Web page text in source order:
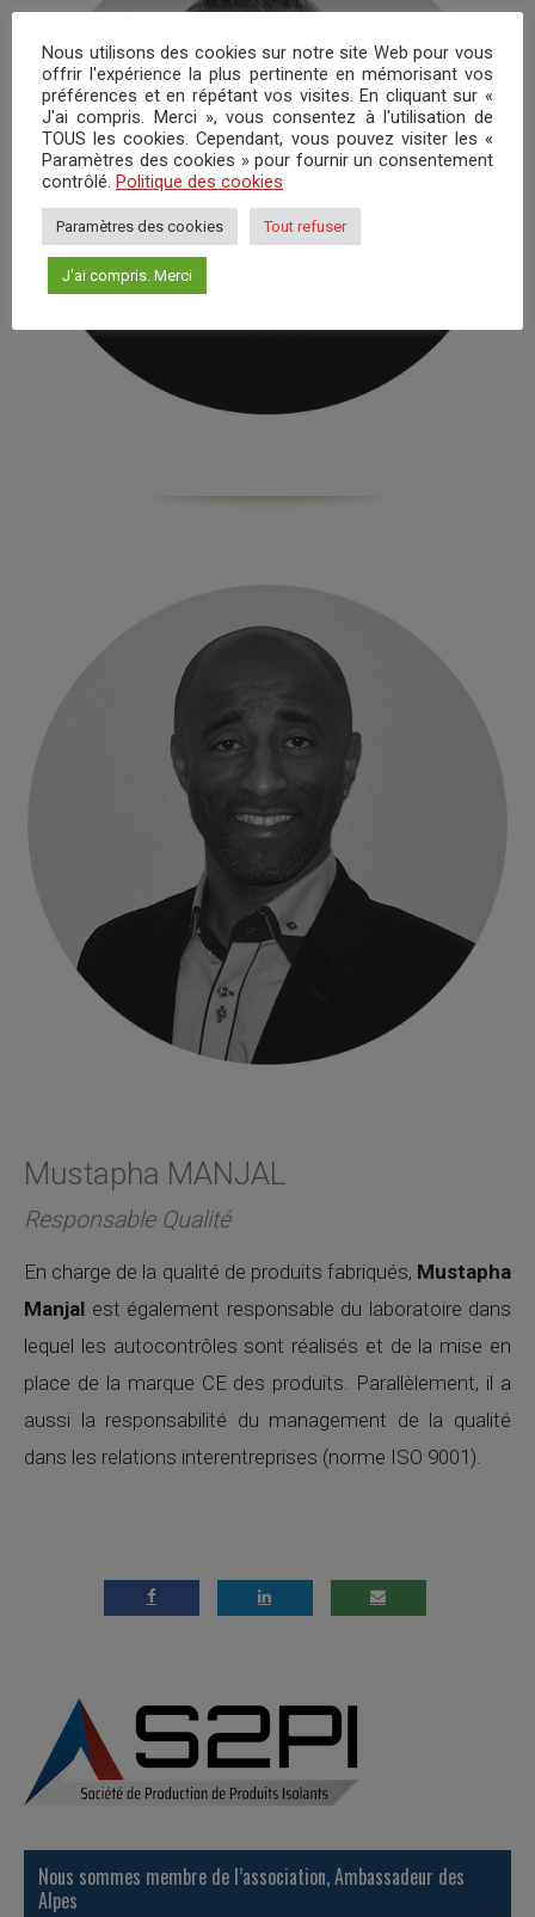
Mustapha MANJAL
Responsable Qualité
En charge de la qualité de produits fabriqués, Mustapha
Manjal est également responsable du laboratoire dans
lequel les autocontrôles sont réalisés et de la mise en
place de la marque CE des produits. Parallèlement, il a
aussi la responsabilité du management de la qualité
dans les relations interentreprises (norme ISO 9001).
Nous sommes membre de l’association, Ambassadeur des
Alpes
Nous utilisons des cookies sur notre site Web pour vous
offrir l'expérience la plus pertinente en mémorisant vos
préférences et en répétant vos visites. En cliquant sur «
J'ai compris. Merci », vous consentez à l'utilisation de
TOUS les cookies. Cependant, vous pouvez visiter les «
Paramètres des cookies » pour fournir un consentement
contrôlé. Politique des cookies
Paramètres des cookies Tout refuser
J'ai compris. Merci